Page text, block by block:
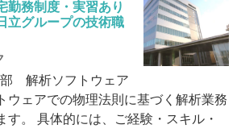
勤務制度・実習あり
立グループの技術職
解析ソフトウェア
ウェアでの物理法則に基づく解析業務
す。 具体的には、ご経験・スキル・